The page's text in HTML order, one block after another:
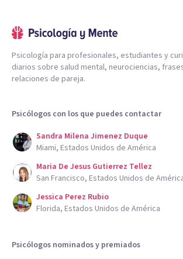
Psicología para profesionales, estudiantes y
diarios sobre salud mental, neurociencias,
relaciones de pareja.
Psicólogos con los que puedes contactar
Sandra Milena Jimenez Duque
Miami, Estados Unidos de América
Maria De Jesus Gutierrez Tellez
San Francisco, Estados Unidos de
Jessica Perez Rubio
Florida, Estados Unidos de América
Psicólogos nominados y premiados